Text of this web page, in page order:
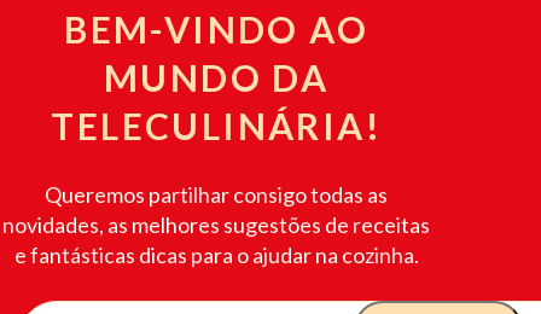
BEM-VINDO AO
MUNDO DA
TELECULINÁRIA!
Queremos partilhar consigo todas as
novidades, as melhores sugestões de receitas
e fantásticas dicas para o ajudar na cozinha.